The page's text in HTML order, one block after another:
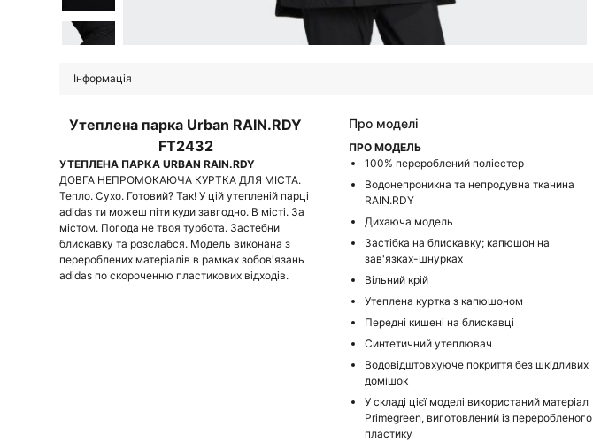
Інформація
Утеплена парка Urban RAIN.RDY
FT2432
УТЕПЛЕНА ПАРКА URBAN RAIN.RDY
ДОВГА НЕПРОМОКАЮЧА КУРТКА ДЛЯ МІСТА.
Тепло. Сухо. Готовий? Так! У цій утепленій парці
adidas ти можеш піти куди завгодно. В місті. За
містом. Погода не твоя турбота. Застебни
блискавку та розслабся. Модель виконана з
перероблених матеріалів в рамках зобов'язань
adidas по скороченню пластикових відходів.
Про моделі
ПРО МОДЕЛЬ
100% перероблений поліестер
Водонепроникна та непродувна тканина
RAIN.RDY
Дихаюча модель
Застібка на блискавку; капюшон на
зав'язках-шнурках
Вільний крій
Утеплена куртка з капюшоном
Передні кишені на блискавці
Синтетичний утеплювач
Водовідштовхуюче покриття без шкідливих
домішок
У складі цієї моделі використаний матеріал
Primegreen, виготовлений із переробленого
пластику